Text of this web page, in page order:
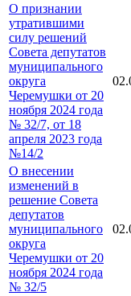
О признании
утратившими
силу решений
Совета депутатов
муниципального
округа
Черемушки от 20
ноября 2024 года
№ 32/7, от 18
апреля 2023 года
№14/2
О внесении
изменений в
решение Совета
депутатов
муниципального
округа
Черемушки от 20
ноября 2024 года
№ 32/5